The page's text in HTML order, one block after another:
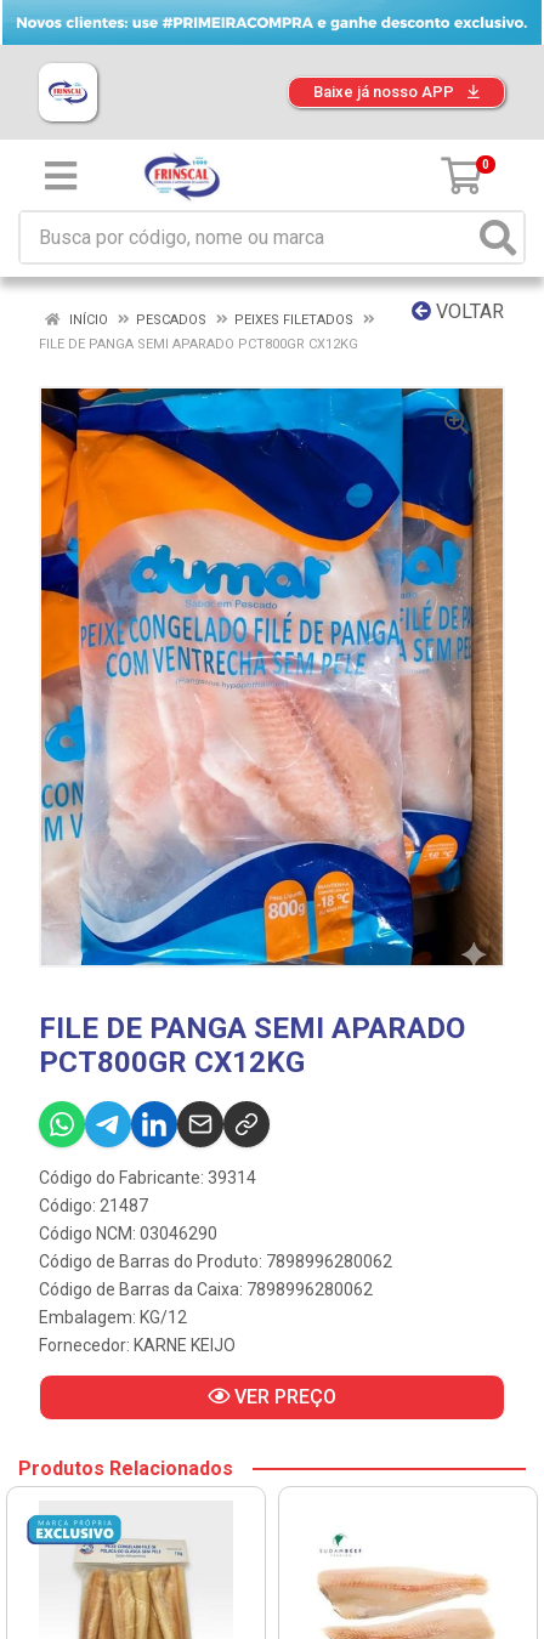
Baixe já nosso APP
0
VOLTAR
INÍCIO PESCADOS
PEIXES FILETADOS
FILE DE PANGA SEMI APARADO PCT800GR CX12KG
FILE DE PANGA SEMI APARADO
PCT800GR CX12KG
Código do Fabricante: 39314
Código: 21487
Código NCM: 03046290
Código de Barras do Produto: 7898996280062
Código de Barras da Caixa: 7898996280062
Embalagem: KG/12
Fornecedor: KARNE KEIJO
VER PREÇO
Produtos Relacionados